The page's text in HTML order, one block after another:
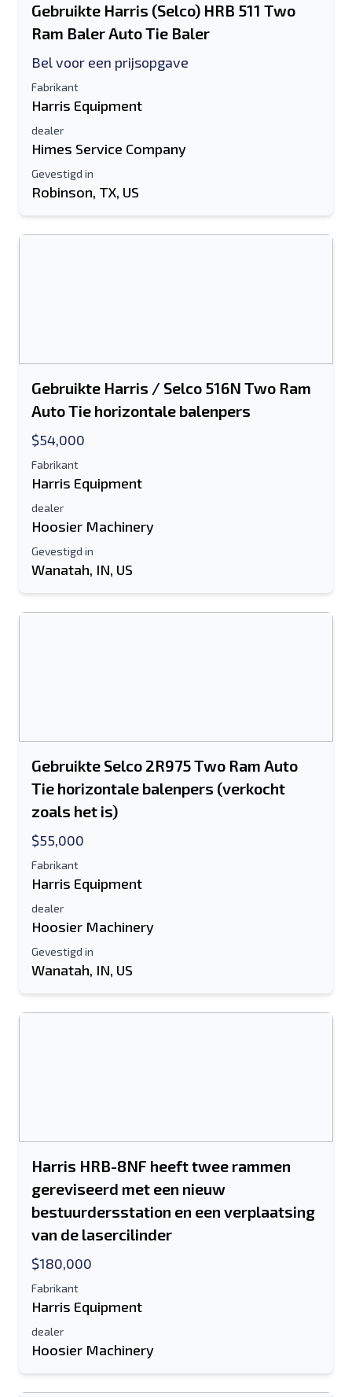
Gebruikte Harris (Selco) HRB 511 Two
Ram Baler Auto Tie Baler
Bel voor een prijsopgave
Fabrikant
Harris Equipment
dealer
Himes Service Company
Gevestigd in
Robinson, TX, US
Gebruikte Harris / Selco 516N Two Ram
Auto Tie horizontale balenpers
$54,000
Fabrikant
Harris Equipment
dealer
Hoosier Machinery
Gevestigd in
Wanatah, IN, US
Gebruikte Selco 2R975 Two Ram Auto
Tie horizontale balenpers (verkocht
zoals het is)
$55,000
Fabrikant
Harris Equipment
dealer
Hoosier Machinery
Gevestigd in
Wanatah, IN, US
Harris HRB-8NF heeft twee rammen
gereviseerd met een nieuw
bestuurdersstation en een verplaatsing
van de lasercilinder
$180,000
Fabrikant
Harris Equipment
dealer
Hoosier Machinery
Stuur naar een vriend